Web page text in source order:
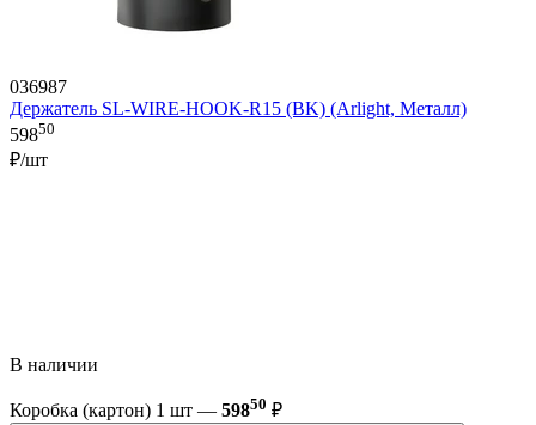
036987
Держатель SL-WIRE-HOOK-R15 (BK) (Arlight, Металл)
59850
₽/шт
В наличии
Коробка (картон) 1 шт — 59850 ₽